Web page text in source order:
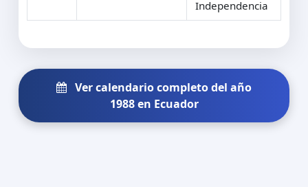
Independencia
Ver calendario completo del año
1988 en Ecuador